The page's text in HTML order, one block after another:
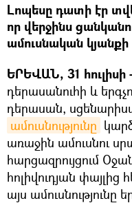
Լոպեսը դատի էր
որ վերջինս
ամուսնական
ԵՐԵՎԱՆ, 31 հուլիսի
դերասանուհի և
դերասան,
ամուսնությունը
առաջին ամուսնու
հարցազրույցում
հոլիվուդյան փայլից
այս ամուսնությունը